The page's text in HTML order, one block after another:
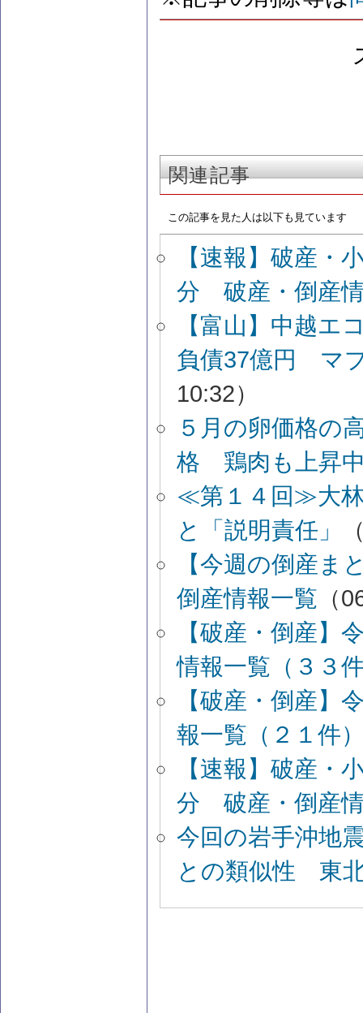
関連記事
この記事を見た人は以下も見ています
【速報】破産
分 破産・倒産
【富山】中越エ
負債37億円 マ
10:32）
５月の卵価格の
格 鶏肉も上昇
≪第１４回≫大林
と「説明責任」
【今週の倒産
倒産情報一覧 （
【破産・倒産
情報一覧（３３
【破産・倒産
報一覧（２１件
【速報】破産
分 破産・倒産
今回の岩手沖地
との類似性 東